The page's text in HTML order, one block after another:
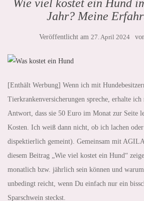
Wie viel kostet ein Hund
Jahr? Meine
Veröffentlicht am 27. April 2024
[Enthält Werbung] Wenn ich mit
Tierkrankenversicherungen spreche, erhalte
Antwort, dass sie 50 Euro im Monat zur Seite
Kosten. Ich weiß dann nicht, ob ich lachen
dispektierlich gemeint). Gemeinsam mit
diesem Beitrag „Wie viel kostet ein Hund“
monatlich bzw. jährlich sein können und
unbedingt reicht, wenn Du einfach nur ein
Sparschwein steckst.